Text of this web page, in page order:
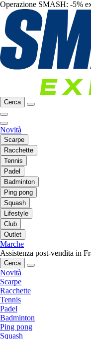
Operazione SMASH: -5%
Cerca
Novità
Scarpe
Racchette
Tennis
Padel
Badminton
Ping pong
Squash
Lifestyle
Club
Outlet
Marche
Assistenza post-vendita in
Cerca
Novità
Scarpe
Racchette
Tennis
Padel
Badminton
Ping pong
Squash